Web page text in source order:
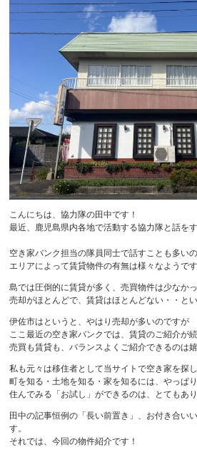
こんにちは、協力隊の田中です！
最近、鹿児島県内各地で活動する協力隊と話を
空き家バンク担当の隊員同士で話すことも多い
エリアによって賃貸物件の有無は様々なようです
島では圧倒的に賃貸が多く、売買物件は少なか
売却がほとんどで、賃貸はほとんどない・・と
伊佐市はというと、やはり売却が多いのですが
ここ最近の空き家バンクでは、賃貸のご紹介が
売買も賃貸も、バランスよくご紹介できるのは
私も元々は移住者として当サイトで空き家を探
町を知る・土地を知る・家を知るには、やっぱ
住んでみる「お試し」ができるのは、とてもあ
田中の記事恒例の「長い前置き」、お付き合い
す。
それでは、今回の物件紹介です！